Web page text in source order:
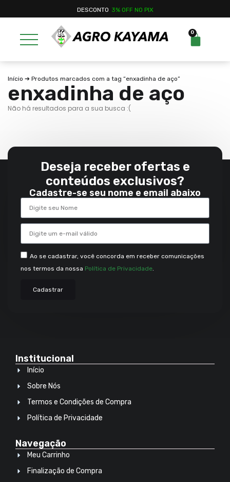
DESCONTO 3% OFF NO PIX
0
Início ➔ Produtos marcados com a tag “enxadinha de aço”
enxadinha de aço
Não há resultados para a sua busca :(
Deseja receber ofertas e
conteúdos exclusivos?
Cadastre-se seu nome e email abaixo
Ao se cadastrar, você concorda em receber comunicações
nos termos da nossa Política de Privacidade
Cadastrar
Institucional
Início
Sobre Nós
Termos e Condições de Compra
Política de Privacidade
Navegação
Meu Carrinho
Finalização de Compra